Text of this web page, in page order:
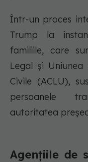
Într-un proces
Trump la
familiile, care
Legal și
Civile (ACLU),
persoanele
autoritatea
Agențiile de